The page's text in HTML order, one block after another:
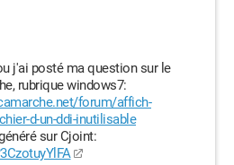
j'ai posté ma question sur le
rubrique windows7:
forum/affich-
d-un-ddi-inutilisable
sur Cjoint: